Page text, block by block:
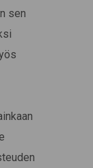
sen